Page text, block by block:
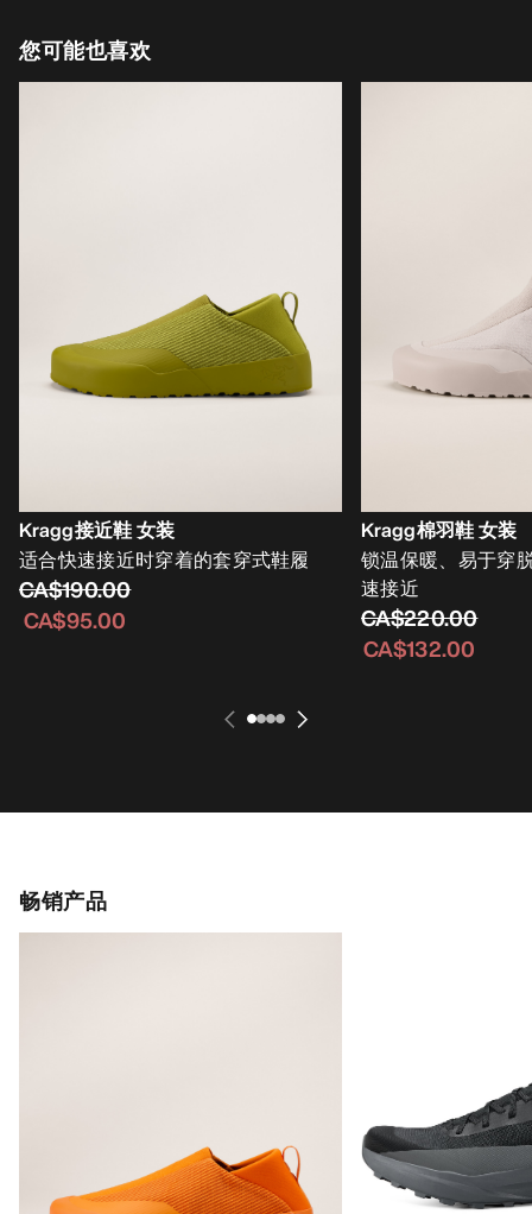
您可能也喜欢
Kragg接近鞋 女装
适合快速接近时穿着的套穿式鞋履
CA$190.00
CA$95.00
Kragg棉羽鞋 女装
锁温保暖、易于穿
速接近
CA$220.00
CA$132.00
畅销产品